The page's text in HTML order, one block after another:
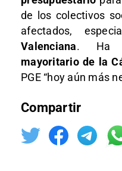
de los colectivos
afectados,
Valenciana. Ha
mayoritario de la
PGE “hoy aún más
Compartir